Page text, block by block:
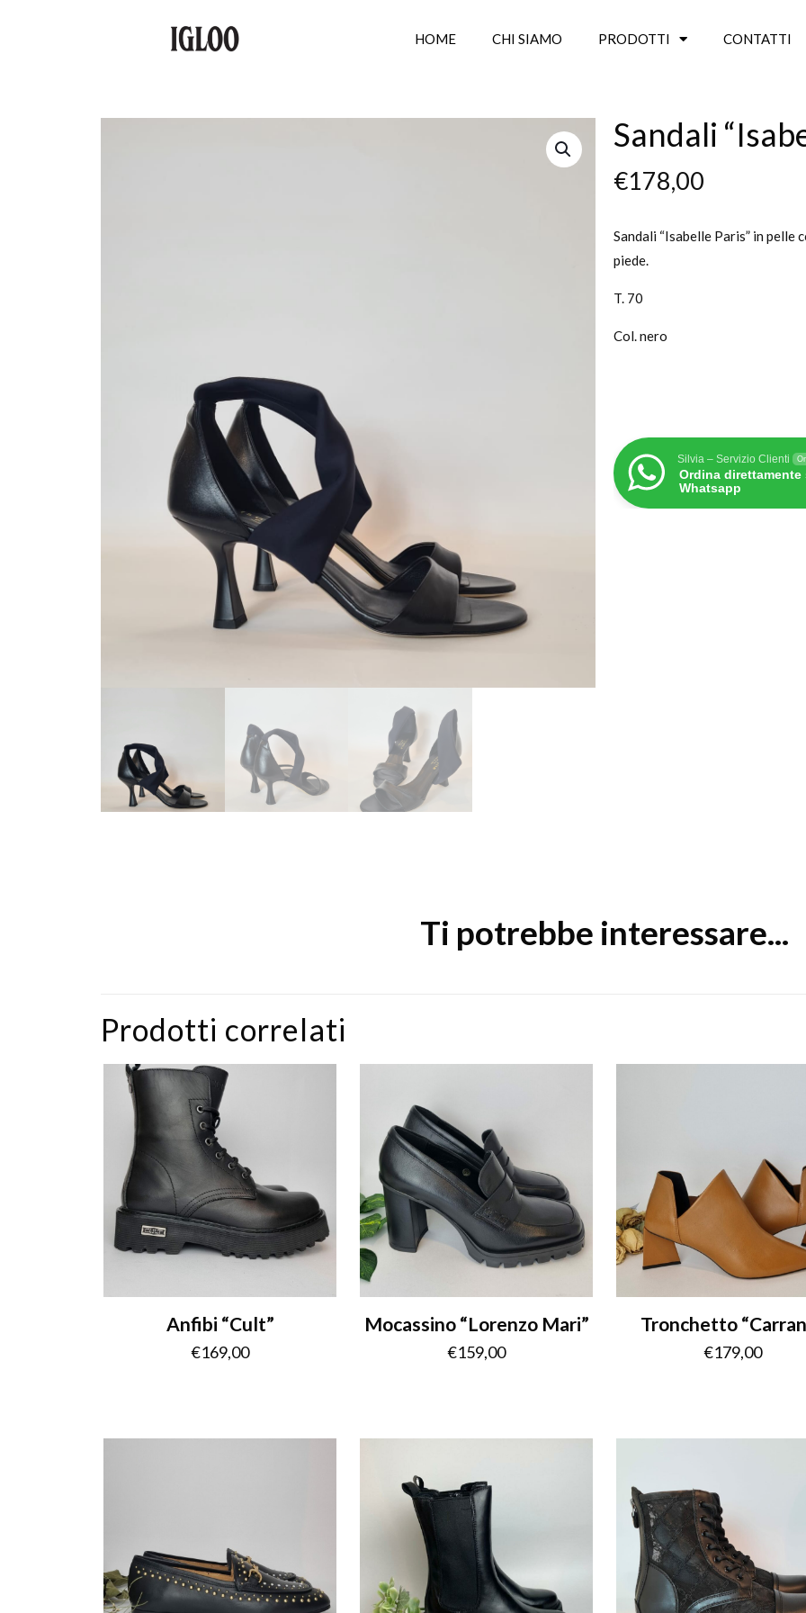
HOME CHI SIAMO PRODOTTI CONTATTI
Sandali
€178,00
Sandali “Isabelle Paris” in
piede.
T. 70
Col. nero
Silvia – Servizio Clienti
Ordina direttamente
Whatsapp
Ti potrebbe interessare...
Prodotti correlati
Anfibi “Cult”
€169,00
Mocassino “Lorenzo Mari”
€159,00
Tronchetto
€179,00